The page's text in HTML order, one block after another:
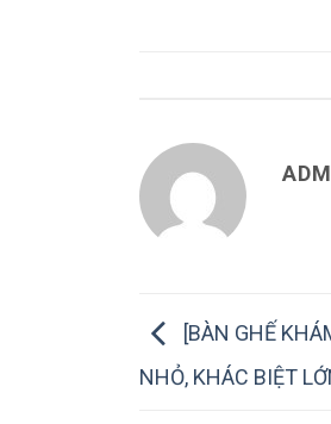
[BÀN GHẾ
NHỎ, KHÁC BIỆT